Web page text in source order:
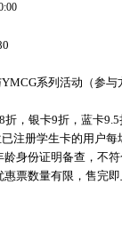
系列活动（参
，银卡9折，蓝卡9.5
注册学生卡的用户
身份证明备查，不
惠票数量有限，售完